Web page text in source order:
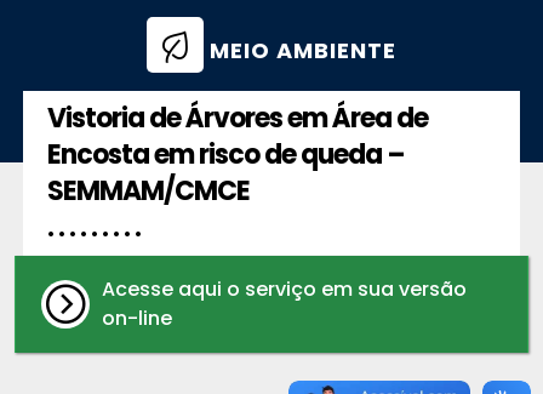
MEIO AMBIENTE
Vistoria de Árvores em Área de
Encosta em risco de queda –
SEMMAM/CMCE
. . . . . . . . .
Acesse aqui o serviço em sua versão
on-line